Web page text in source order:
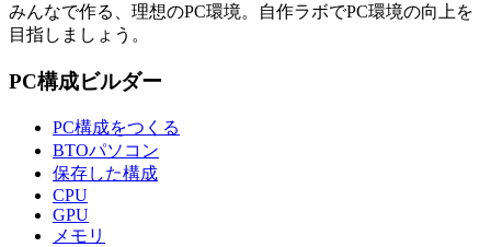
みんなで作る、理想のPC環境。 自作ラボでPC環境の向上を
目指しましょう。
PC構成ビルダー
PC構成をつくる
BTOパソコン
保存した構成
CPU
GPU
メモリ